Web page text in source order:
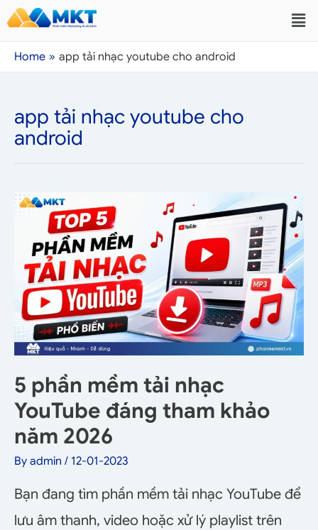
Home app tải nhạc youtube cho android
app tải nhạc youtube cho
android
5 phần mềm tải nhạc
YouTube đáng tham khảo
năm 2026
By admin / 12-01-2023
Bạn đang tìm phần mềm tải nhạc YouTube để
lưu âm thanh, video hoặc xử lý playlist trên